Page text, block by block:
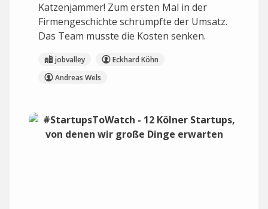
Katzenjammer! Zum ersten Mal in der
Firmengeschichte schrumpfte der Umsatz.
Das Team musste die Kosten senken.
jobvalley
Eckhard Köhn
Andreas Wels